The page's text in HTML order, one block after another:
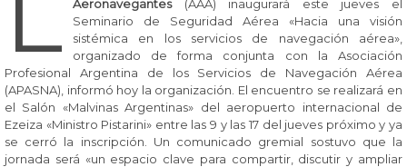
Aeronavegantes(AAA) inaugurará este jueves el
Seminario de Seguridad Aérea «Hacia una visión
sistémica en los servicios de navegación aérea»,
organizado de forma conjunta con la Asociación
Profesional Argentina de los Servicios de Navegación Aérea
(APASNA), informó hoy la organización. El encuentro se realizará en
el Salón «Malvinas Argentinas» del aeropuerto internacional de
Ezeiza «Ministro Pistarini» entre las 9 y las 17 del jueves próximo y ya
se cerró la inscripción. Un comunicado gremial sostuvo que la
jornada será «un espacio clave para compartir, discutir y ampliar